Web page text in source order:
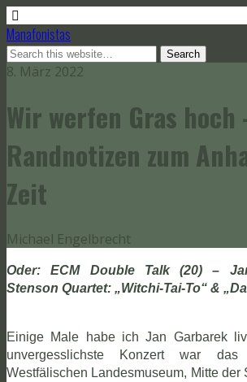
Manafonistas
8. März 2022
Wir werfen Gras hoch
Randnotizen zum
Zeit
Michael Engelbrecht
Oder: ECM Double Talk (20) –
Stenson Quartet: „Witchi-Tai-To“ &
Einige Male habe ich Jan Garbarek
unvergesslichste Konzert war
Westfälischen Landesmuseum, Mitte der